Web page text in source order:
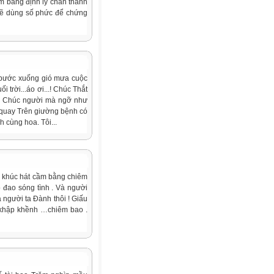
bằng định lý chân thành
dùng số phức để chứng
xuống gió mưa cuộc
trời...áo ơi...! Chúc Thắt
Chúc người mà ngỡ như
Trên giường bệnh có
cùng hoa. Tôi...
hát cầm bằng chiêm
sóng tình . Và người
người ta Đành thôi ! Giấu
khềnh …chiêm bao .